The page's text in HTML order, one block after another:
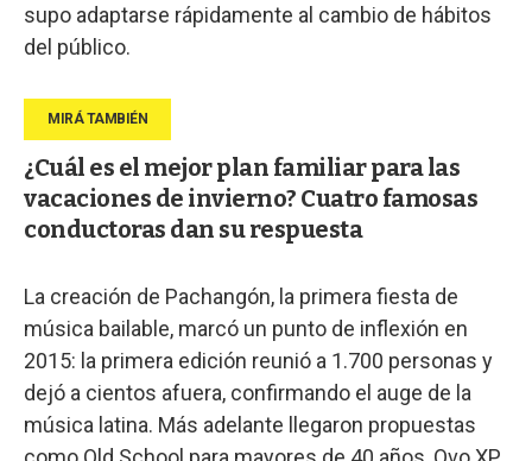
supo adaptarse rápidamente al cambio de hábitos
del público.
¿Cuál es el mejor plan familiar para las
vacaciones de invierno? Cuatro famosas
conductoras dan su respuesta
La creación de Pachangón, la primera fiesta de
música bailable, marcó un punto de inflexión en
2015: la primera edición reunió a 1.700 personas y
dejó a cientos afuera, confirmando el auge de la
música latina. Más adelante llegaron propuestas